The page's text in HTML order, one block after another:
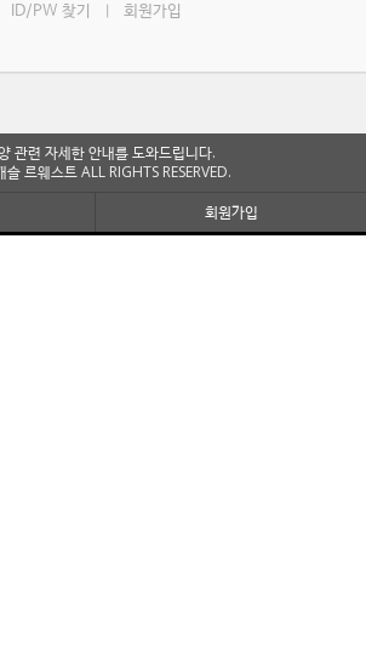
ID/PW 찾기 회원가입
관련 자세한 안내를 도와드립니다.
르웨스트 ALL RIGHTS RESERVED.
회원가입